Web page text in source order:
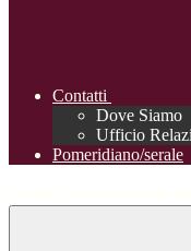
Contatti
Dove Siamo
Ufficio
Pomeridiano/serale